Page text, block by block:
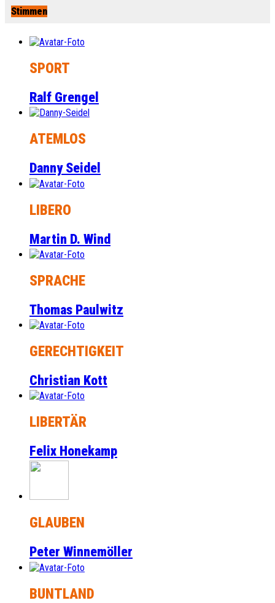
Stimmen
SPORT
Ralf Grengel
ATEMLOS
Danny Seidel
LIBERO
Martin D. Wind
SPRACHE
Thomas Paulwitz
GERECHTIGKEIT
Christian Kott
LIBERTÄR
Felix Honekamp
GLAUBEN
Peter Winnemöller
BUNTLAND